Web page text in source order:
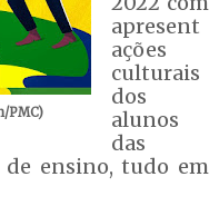
PMC)
apresent
ações
culturais
dos
alunos
das
de ensino, tudo em